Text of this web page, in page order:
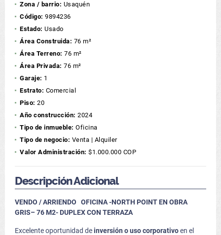
Zona / barrio: Usaquén
Código: 9894236
Estado: Usado
Área Construida: 76 m²
Área Terreno: 76 m²
Área Privada: 76 m²
Garaje: 1
Estrato: Comercial
Piso: 20
Año construcción: 2024
Tipo de inmueble: Oficina
Tipo de negocio: Venta | Alquiler
Valor Administración: $1.000.000 COP
Descripción Adicional
VENDO / ARRIENDO OFICINA -NORTH POINT EN OBRA
GRIS– 76 M2- DUPLEX CON TERRAZA
Excelente oportunidad deinversión o uso corporativoen el